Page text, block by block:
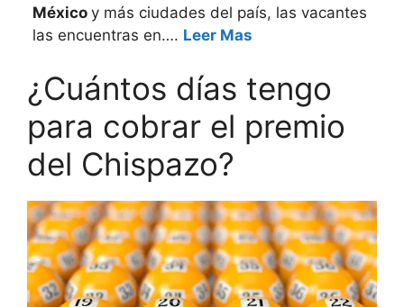
México y más ciudades del país, las vacantes
las encuentras en…. Leer Mas
¿Cuántos días tengo
para cobrar el premio
del Chispazo?